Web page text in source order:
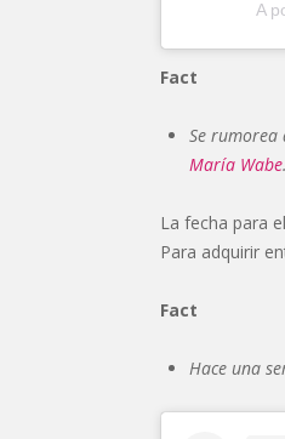
A
Fact
Se rumorea
María Wabe.
La fecha para
Para adquirir
Fact
Hace una